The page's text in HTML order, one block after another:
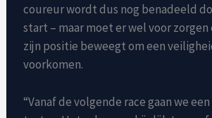
coureur wordt dus nog benadeeld
start – maar moet er wel voor
zijn positie beweegt om een
voorkomen.
“Vanaf de volgende race gaan we